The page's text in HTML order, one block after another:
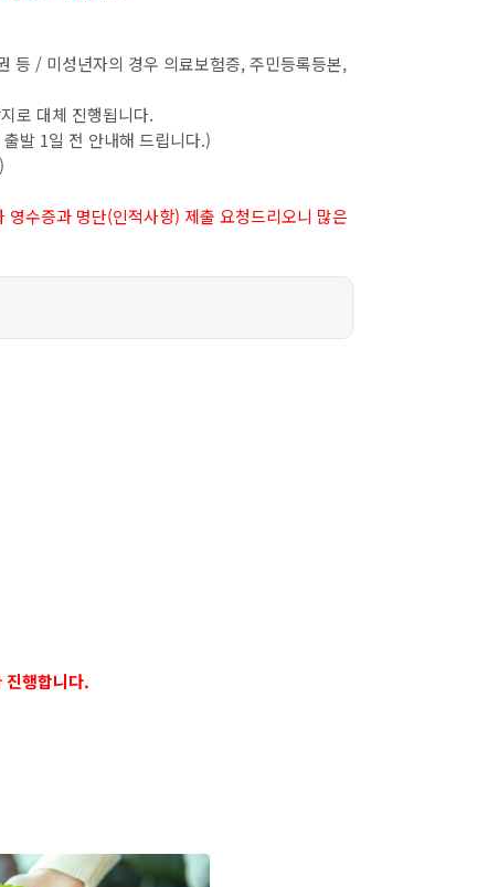
등 / 미성년자의 경우 의료보험증, 주민등록등본,
로 대체 진행됩니다.
발 1일 전 안내해 드립니다.)
수증과 명단(인적사항) 제출 요청드리오니 많은
진행합니다.